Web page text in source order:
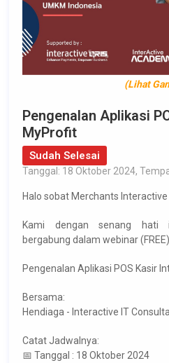
(Lihat
Pengenalan Aplikasi
MyProfit
Sudah Selesai
Tanggal: 18 Oktober 2024,
Halo sobat Merchants Interactive
Kami dengan senang hati
bergabung dalam webinar (FREE)
Pengenalan Aplikasi POS Kasir
Bersama:
Hendiaga - Interactive IT
Catat Jadwalnya:
📅 Tanggal : 18 Oktober 2024